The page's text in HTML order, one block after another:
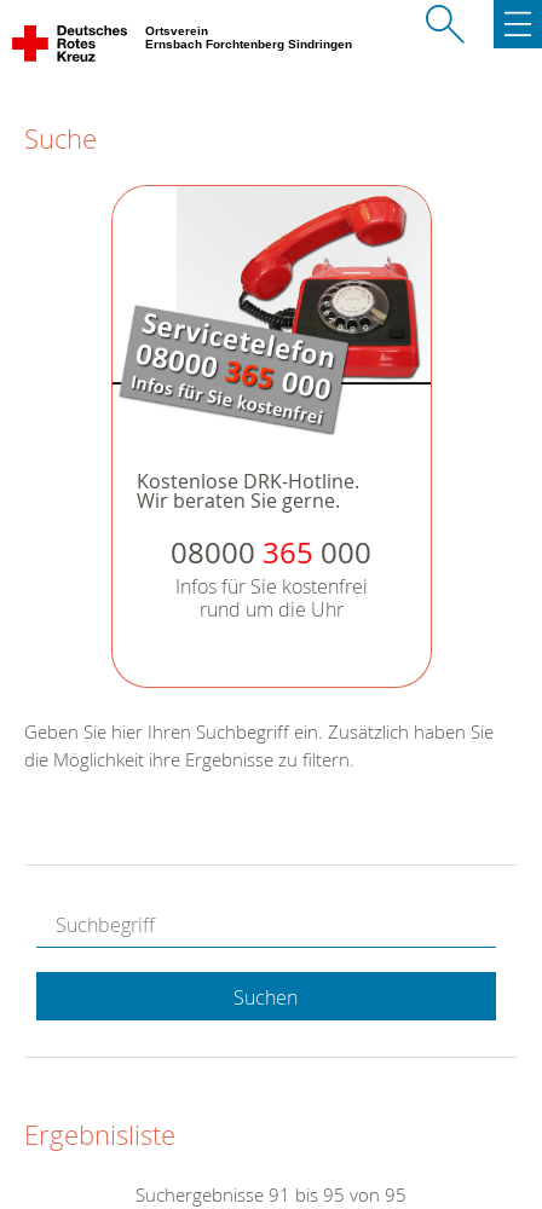
Ortsverein
Ernsbach Forchtenberg Sindringen
Suche
Kostenlose DRK-Hotline.
Wir beraten Sie gerne.
08000 365 000
Infos für Sie kostenfrei
rund um die Uhr
Geben Sie hier Ihren Suchbegriff ein. Zusätzlich haben Sie
die Möglichkeit ihre Ergebnisse zu filtern.
Suchen
Ergebnisliste
Suchergebnisse 91 bis 95 von 95